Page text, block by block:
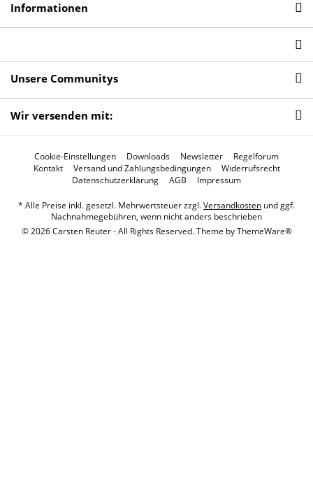
Informationen
Unsere Communitys
Wir versenden mit:
Cookie-Einstellungen Downloads Newsletter
Regelforum
Kontakt
Versand und Zahlungsbedingungen
Widerrufsrecht
Datenschutzerklärung
AGB Impressum
* Alle Preise inkl. gesetzl. Mehrwertsteuer zzgl.Versandkosten und ggf.
Nachnahmegebühren, wenn nicht anders beschrieben
© 2026 Carsten Reuter - All Rights Reserved. Theme byThemeWare®